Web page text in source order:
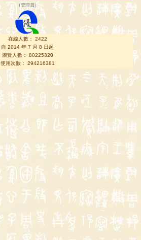
（管理員 ）
在線人數： 2422
自 2014 年 7 月 8 日起
瀏覽人數： 80225320
使用次數： 294216381